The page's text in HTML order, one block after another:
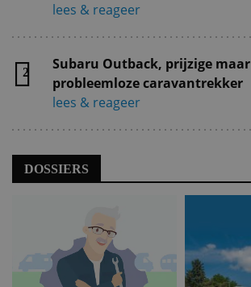
lees & reageer
2
Subaru Outback, prijzige maar
probleemloze caravantrekker
lees & reageer
DOSSIERS